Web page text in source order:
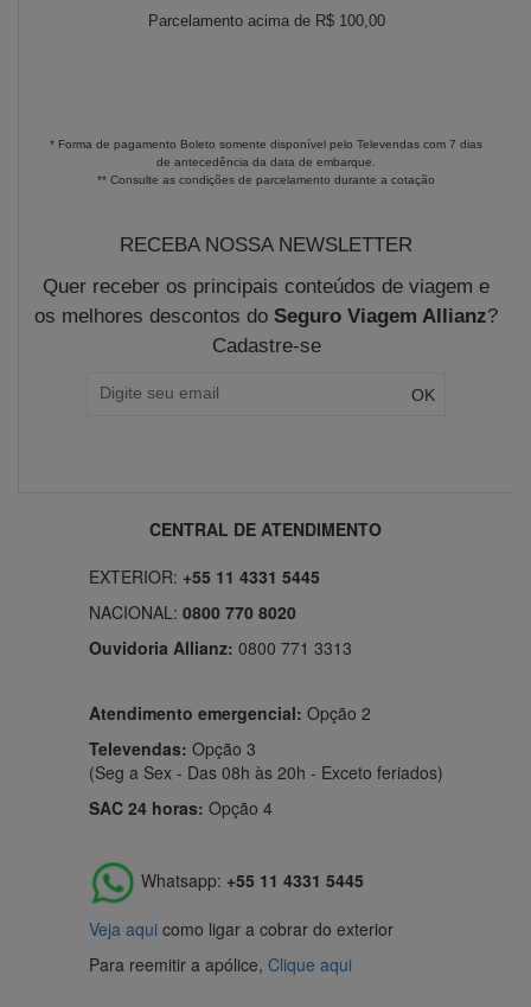
Parcelamento acima de R$ 100,00
* Forma de pagamento Boleto somente disponível pelo Televendas com 7 dias
de antecedência da data de embarque.
** Consulte as condições de parcelamento durante a cotação
RECEBA NOSSA NEWSLETTER
Quer receber os principais conteúdos de viagem e
os melhores descontos do Seguro Viagem Allianz?
Cadastre-se
CENTRAL DE ATENDIMENTO
EXTERIOR: +55 11 4331 5445
NACIONAL: 0800 770 8020
Ouvidoria Allianz: 0800 771 3313
Atendimento emergencial: Opção 2
Televendas: Opção 3
(Seg a Sex - Das 08h às 20h - Exceto feriados)
SAC 24 horas: Opção 4
Whatsapp: +55 11 4331 5445
Veja aqui como ligar a cobrar do exterior
Para reemitir a apólice, Clique aqui